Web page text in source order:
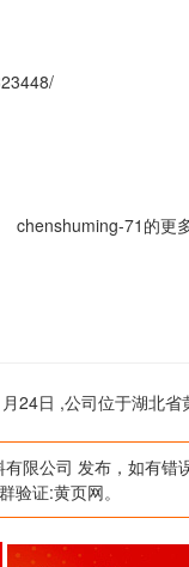
chenshuming-71的更
24日 ,公司位于湖北
限公司 发布，如有错
证:黄页网。